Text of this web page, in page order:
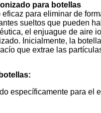
para botellas
para eliminar de
sueltos que pueden
el enjuague de
Inicialmente, la
que extrae las
específicamente para